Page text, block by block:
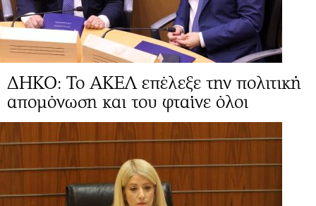
ΔΗΚΟ: Το ΑΚΕΛ επέλεξε την πολιτική
απομόνωση και του φταίνε όλοι